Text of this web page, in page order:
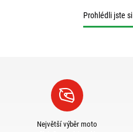
Prohlédli jste si
Největší výběr moto